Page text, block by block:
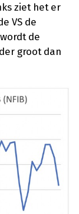
ziet het er
VS de
de
groot dan